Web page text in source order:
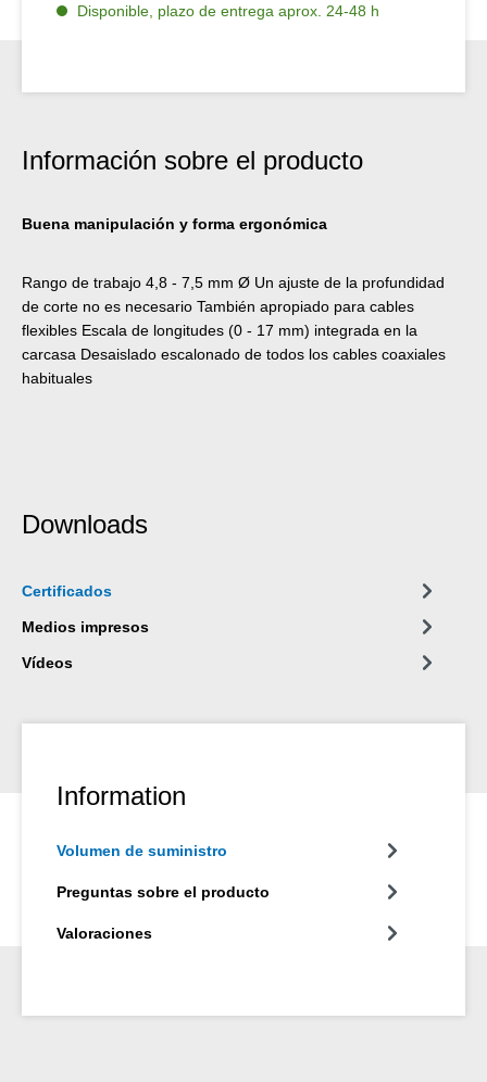
Disponible, plazo de entrega aprox. 24-48 h
Información sobre el producto
Buena manipulación y forma ergonómica
Rango de trabajo 4,8 - 7,5 mm Ø Un ajuste de la profundidad
de corte no es necesario También apropiado para cables
flexibles Escala de longitudes (0 - 17 mm) integrada en la
carcasa Desaislado escalonado de todos los cables coaxiales
habituales
Downloads
Certificados
Medios impresos
Vídeos
Information
Volumen de suministro
Preguntas sobre el producto
Valoraciones